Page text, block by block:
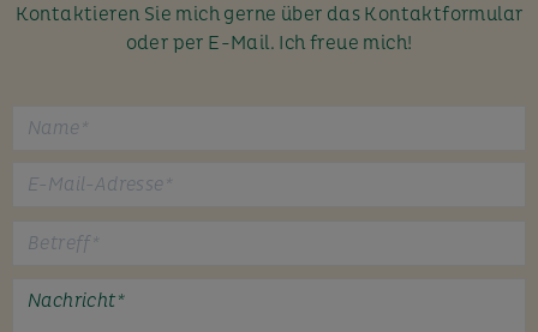
Kontaktieren Sie mich gerne über das Kontaktformular
oder per E-Mail. Ich freue mich!